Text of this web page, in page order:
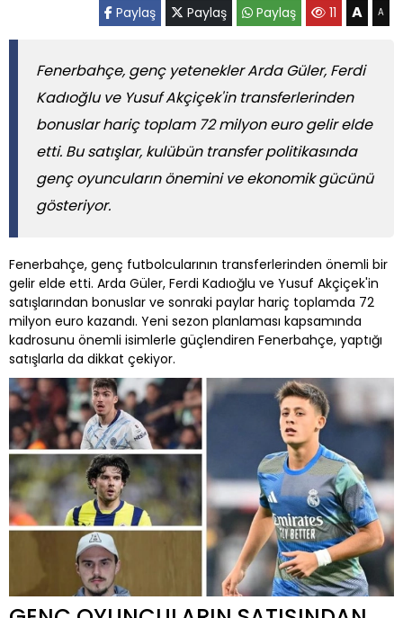
Paylaş Paylaş Paylaş 11 A A
Fenerbahçe, genç yetenekler Arda Güler, Ferdi
Kadıoğlu ve Yusuf Akçiçek'in transferlerinden
bonuslar hariç toplam 72 milyon euro gelir elde
etti. Bu satışlar, kulübün transfer politikasında
genç oyuncuların önemini ve ekonomik gücünü
gösteriyor.
Fenerbahçe, genç futbolcularının transferlerinden önemli bir
gelir elde etti. Arda Güler, Ferdi Kadıoğlu ve Yusuf Akçiçek'in
satışlarından bonuslar ve sonraki paylar hariç toplamda 72
milyon euro kazandı. Yeni sezon planlaması kapsamında
kadrosunu önemli isimlerle güçlendiren Fenerbahçe, yaptığı
satışlarla da dikkat çekiyor.